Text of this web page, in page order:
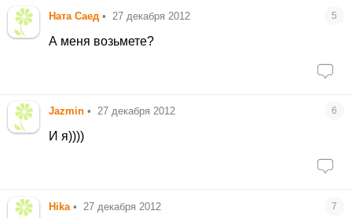
Ната Саед • 27 декабря 2012 5
А меня возьмете?
Jazmin • 27 декабря 2012 6
И я))))
Hika • 27 декабря 2012 7